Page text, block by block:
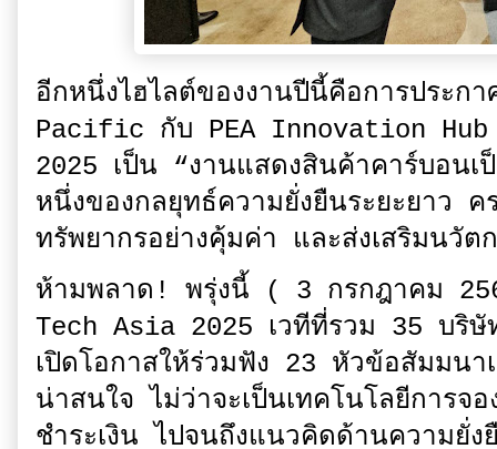
อีกหนึ่งไฮไลต์ของงานปีนี้คือการประก
Pacific กับ PEA Innovation
2025 เป็น “งานแสดงสินค้าคาร์บอน
หนึ่งของกลยุทธ์ความยั่งยืนระยะยาว
ทรัพยากรอย่างคุ้มค่า และส่งเสริมนวั
ห้ามพลาด! พรุ่งนี้ ( 3 กรกฎาคม
Tech Asia 2025 เวทีที่รวม 35 บริษั
เปิดโอกาสให้ร่วมฟัง 23 หัวข้อสัมมน
น่าสนใจ ไม่ว่าจะเป็นเทคโนโลยีการ
ชำระเงิน ไปจนถึงแนวคิดด้านความ